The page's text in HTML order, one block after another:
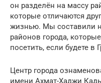
он разделён на массу
которые отличаются
жизнью. Мы составили
районов города,
посетить, если будете в
Центр города
имени Ахмат-Хаджи